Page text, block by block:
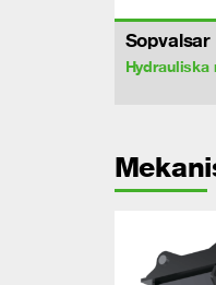
Sopvalsar
Hydrauliska